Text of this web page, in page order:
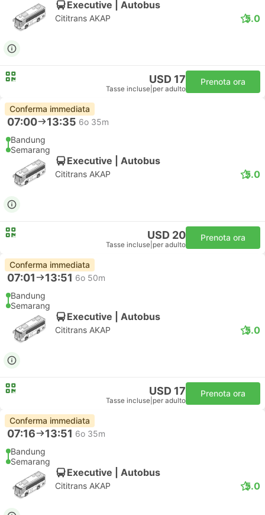
Executive | Autobus
Cititrans AKAP 5.0
USD 17
Tasse incluse per adulto
Prenota ora
Conferma immediata
07:00 13:35 6o 35m
Bandung
Semarang
Executive | Autobus
Cititrans AKAP 5.0
USD 20
Tasse incluse per adulto
Prenota ora
Conferma immediata
07:01 13:51 6o 50m
Bandung
Semarang
Executive | Autobus
Cititrans AKAP 5.0
USD 17
Tasse incluse per adulto
Prenota ora
Conferma immediata
07:16 13:51 6o 35m
Bandung
Semarang
Executive | Autobus
Cititrans AKAP 5.0